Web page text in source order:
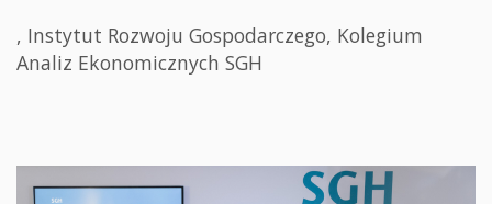
, Instytut Rozwoju Gospodarczego, Kolegium
Analiz Ekonomicznych SGH